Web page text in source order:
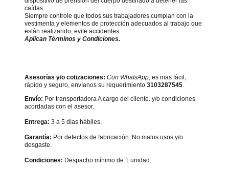
caídas.
Siempre controle que todos sus trabajadores cumplan con la
vestimenta y elementos de protección adecuados al trabajo que
están realizando, evite accidentes.
Aplican Términos y Condiciones.
Asesorías y/o cotizaciones: Con WhatsApp, es mas fácil,
rápido y seguro, envíanos su requerimiento 3103287545.
Envío: Por transportadora A cargo del cliente. y/o condiciones
acordadas con el asesor.
Entrega: 3 a 5 días hábiles.
Garantía: Por defectos de fabricación. No malos usos y/o
desgaste.
Condiciones: Despacho mínimo de 1 unidad.